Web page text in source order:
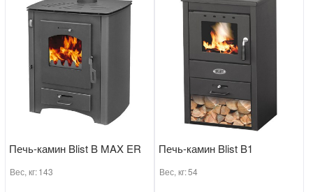
Печь-камин Blist B MAX ER
Вес, кг:143
Печь-камин Blist B1
Вес, кг:54